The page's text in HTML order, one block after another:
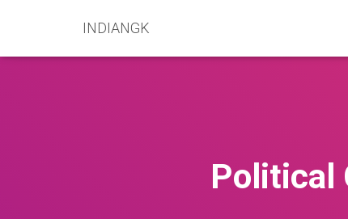
INDIANGK
Political